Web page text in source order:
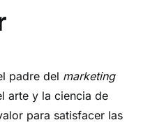
padre del marketing
arte y la ciencia de
para satisfacer las